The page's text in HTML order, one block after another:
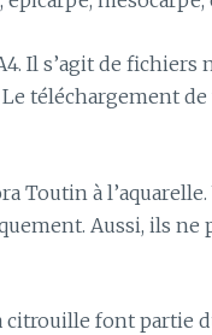
Il s’agit de fichiers
téléchargement
Toutin à
Aussi, ils ne
citrouille font partie